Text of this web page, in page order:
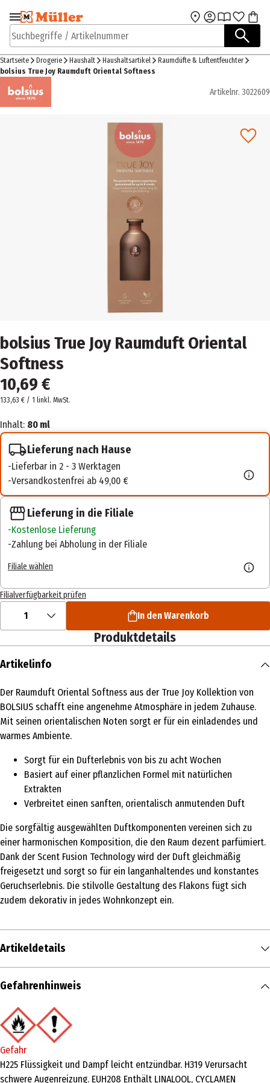
Zur Navigation
springen
Zum Hauptinhalt
Suchbegriffe / Artikelnummer
Startseite Drogerie Haushalt Haushaltsartikel
Raumdüfte & Luftentfeuchter
bolsius True Joy Raumduft Oriental Softness
Artikelnr. 3022609
bolsius True Joy Raumduft Oriental
Softness
10,69 €
133,63 € / 1 linkl. MwSt.
Inhalt: 80 ml
Lieferung nach Hause
Lieferbar in 2 - 3 Werktagen
Versandkostenfrei ab 49,00 €
Lieferung in die Filiale
Kostenlose Lieferung
Zahlung bei Abholung in der Filiale
Filiale wählen
Filialverfügbarkeit prüfen
1 In den Warenkorb
Produktdetails
Artikelinfo
Der Raumduft Oriental Softness aus der True Joy Kollektion von
BOLSIUS schafft eine angenehme Atmosphäre in jedem Zuhause.
Mit seinen orientalischen Noten sorgt er für ein einladendes und
warmes Ambiente.
Sorgt für ein Dufterlebnis von bis zu acht Wochen
Basiert auf einer pflanzlichen Formel mit natürlichen
Extrakten
Verbreitet einen sanften, orientalisch anmutenden Duft
Die sorgfältig ausgewählten Duftkomponenten vereinen sich zu
einer harmonischen Komposition, die den Raum dezent parfümiert.
Dank der Scent Fusion Technology wird der Duft gleichmäßig
freigesetzt und sorgt so für ein langanhaltendes und konstantes
Geruchserlebnis. Die stilvolle Gestaltung des Flakons fügt sich
zudem dekorativ in jedes Wohnkonzept ein.
Artikeldetails
Inhalt
Produkttyp
Lufterfrischer & Raumduft
Inhaltsstoffe
Gefahrenhinweis
Gefahr
H225 Flüssigkeit und Dampf leicht entzündbar. H319 Verursacht
schwere Augenreizung. EUH208 Enthält LINALOOL, CYCLAMEN